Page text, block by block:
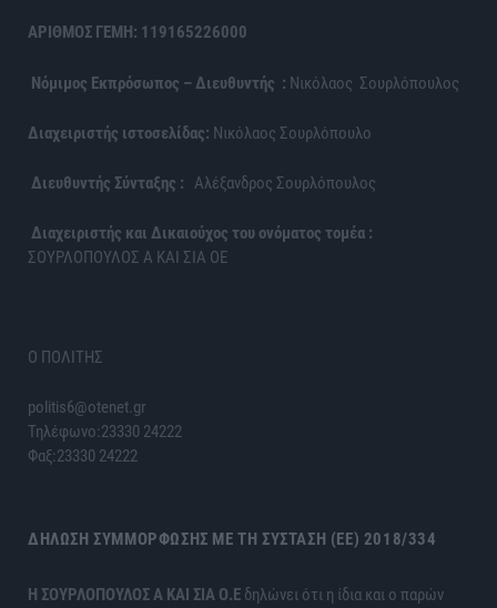
ΑΡΙΘΜΟΣ ΓΕΜΗ: 119165226000
Νόμιμος Εκπρόσωπος – Διευθυντής : Νικόλαος Σουρλόπουλος
Διαχειριστής ιστοσελίδας: Νικόλαος Σουρλόπουλο
Διευθυντής Σύνταξης : Αλέξανδρος Σουρλόπουλος
Διαχειριστής και Δικαιούχος του ονόματος τομέα :
ΣΟΥΡΛΟΠΟΥΛΟΣ Α ΚΑΙ ΣΙΑ ΟΕ
Ο ΠΟΛΙΤΗΣ
politis6@otenet.gr
Τηλέφωνο:23330 24222
Φαξ:23330 24222
ΔΉΛΩΣΗ ΣΥΜΜΌΡΦΩΣΗΣ ΜΕ ΤΗ ΣΎΣΤΑΣΗ (ΕΕ) 2018/334
H ΣΟΥΡΛΟΠΟΥΛΟΣ Α ΚΑΙ ΣΙΑ Ο.Ε δηλώνει ότι η ίδια και ο παρών